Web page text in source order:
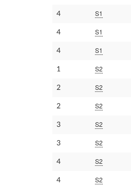
4 S1
4 S1
4 S1
1 S2
2 S2
2 S2
3 S2
3 S2
4 S2
4 S2